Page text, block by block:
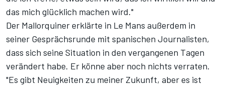
das mich glücklich machen wird."
Der Mallorquiner erklärte in Le Mans außerdem in
seiner Gesprächsrunde mit spanischen Journalisten,
dass sich seine Situation in den vergangenen Tagen
verändert habe. Er könne aber noch nichts verraten.
"Es gibt Neuigkeiten zu meiner Zukunft, aber es ist